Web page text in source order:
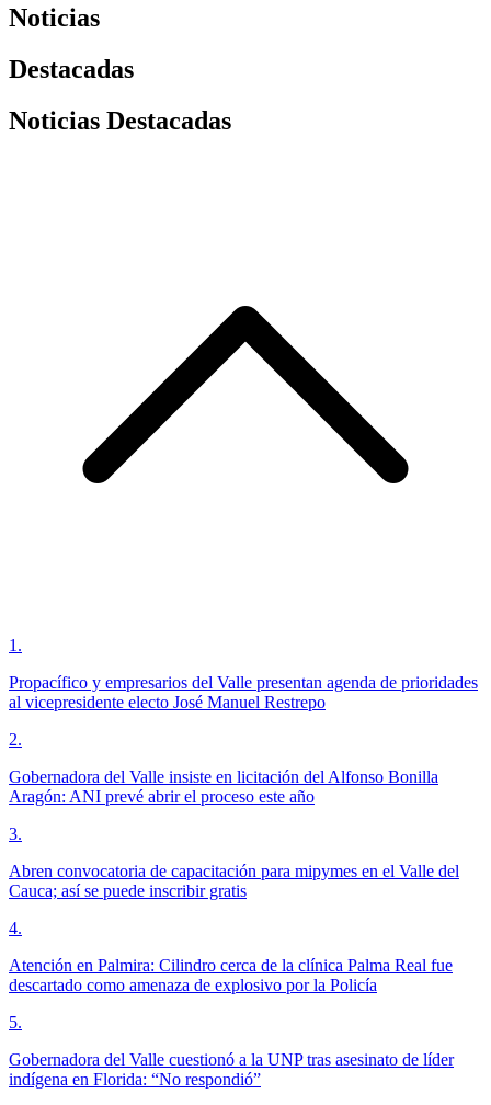
Noticias
Destacadas
Noticias Destacadas
1 .
Propacífico y empresarios del Valle presentan agenda de prioridades
al vicepresidente electo José Manuel Restrepo
2.
Gobernadora del Valle insiste en licitación del Alfonso Bonilla
Aragón: ANI prevé abrir el proceso este año
3.
Abren convocatoria de capacitación para mipymes en el Valle del
Cauca; así se puede inscribir gratis
4.
Atención en Palmira: Cilindro cerca de la clínica Palma Real fue
descartado como amenaza de explosivo por la Policía
5.
Gobernadora del Valle cuestionó a la UNP tras asesinato de líder
indígena en Florida: “No respondió”